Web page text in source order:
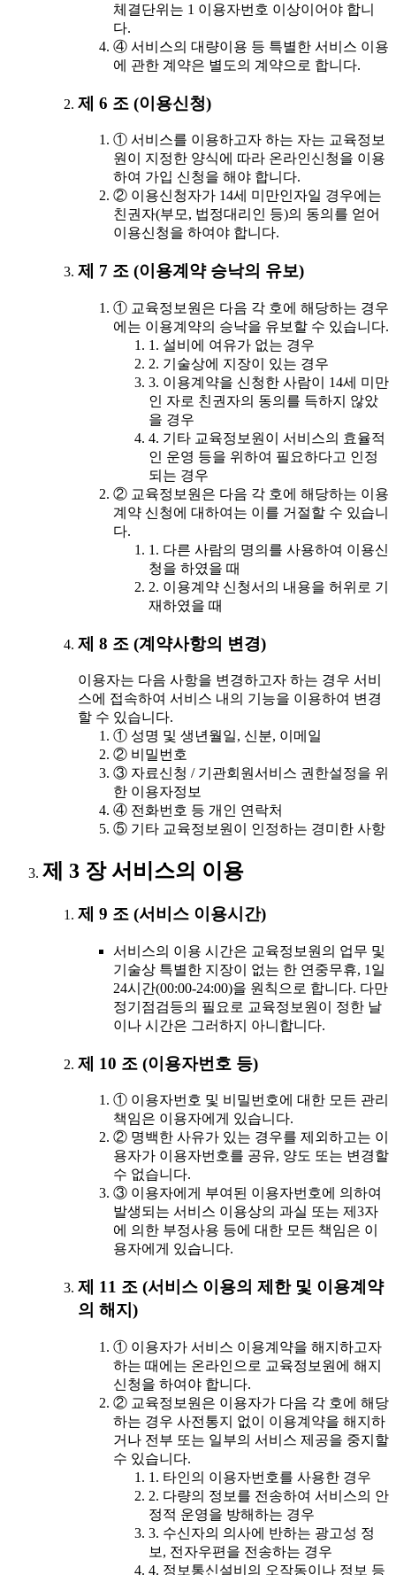
체결단위는 1 이용자번호 이상이어야 합니
다.
④ 서비스의 대량이용 등 특별한 서비스 이용
에 관한 계약은 별도의 계약으로 합니다.
제 6 조 (이용신청)
① 서비스를 이용하고자 하는 자는 교육정보
원이 지정한 양식에 따라 온라인신청을 이용
하여 가입 신청을 해야 합니다.
② 이용신청자가 14세 미만인자일 경우에는
친권자(부모, 법정대리인 등)의 동의를 얻어
이용신청을 하여야 합니다.
제 7 조 (이용계약 승낙의 유보)
① 교육정보원은 다음 각 호에 해당하는 경우
에는 이용계약의 승낙을 유보할 수 있습니다.
1. 설비에 여유가 없는 경우
2. 기술상에 지장이 있는 경우
3. 이용계약을 신청한 사람이 14세 미만
인 자로 친권자의 동의를 득하지 않았
을 경우
4. 기타 교육정보원이 서비스의 효율적
인 운영 등을 위하여 필요하다고 인정
되는 경우
② 교육정보원은 다음 각 호에 해당하는 이용
계약 신청에 대하여는 이를 거절할 수 있습니
다.
1. 다른 사람의 명의를 사용하여 이용신
청을 하였을 때
2. 이용계약 신청서의 내용을 허위로 기
재하였을 때
제 8 조 (계약사항의 변경)
이용자는 다음 사항을 변경하고자 하는 경우 서비
스에 접속하여 서비스 내의 기능을 이용하여 변경
할 수 있습니다.
① 성명 및 생년월일, 신분, 이메일
② 비밀번호
③ 자료신청 / 기관회원서비스 권한설정을 위
한 이용자정보
④ 전화번호 등 개인 연락처
⑤ 기타 교육정보원이 인정하는 경미한 사항
제 3 장 서비스의 이용
제 9 조 (서비스 이용시간)
서비스의 이용 시간은 교육정보원의 업무 및
기술상 특별한 지장이 없는 한 연중무휴, 1일
24시간(00:00-24:00)을 원칙으로 합니다. 다만
정기점검등의 필요로 교육정보원이 정한 날
이나 시간은 그러하지 아니합니다.
제 10 조 (이용자번호 등)
① 이용자번호 및 비밀번호에 대한 모든 관리
책임은 이용자에게 있습니다.
② 명백한 사유가 있는 경우를 제외하고는 이
용자가 이용자번호를 공유, 양도 또는 변경할
수 없습니다.
③ 이용자에게 부여된 이용자번호에 의하여
발생되는 서비스 이용상의 과실 또는 제3자
에 의한 부정사용 등에 대한 모든 책임은 이
용자에게 있습니다.
제 11 조 (서비스 이용의 제한 및 이용계약
의 해지)
① 이용자가 서비스 이용계약을 해지하고자
하는 때에는 온라인으로 교육정보원에 해지
신청을 하여야 합니다.
② 교육정보원은 이용자가 다음 각 호에 해당
하는 경우 사전통지 없이 이용계약을 해지하
거나 전부 또는 일부의 서비스 제공을 중지할
수 있습니다.
1. 타인의 이용자번호를 사용한 경우
2. 다량의 정보를 전송하여 서비스의 안
정적 운영을 방해하는 경우
3. 수신자의 의사에 반하는 광고성 정
보, 전자우편을 전송하는 경우
4. 정보통신설비의 오작동이나 정보 등